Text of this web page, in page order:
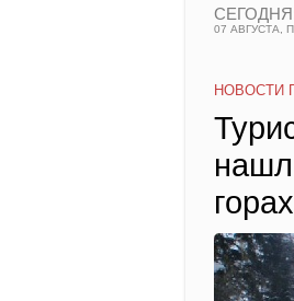
07 АВГУСТА,
НОВОСТИ